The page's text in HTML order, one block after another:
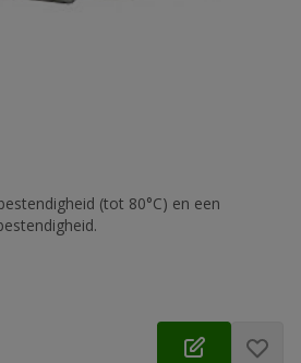
(tot 80°C) en een